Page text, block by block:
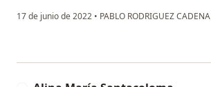
17 de junio de 2022 • PABLO RODRIGUEZ CADENA